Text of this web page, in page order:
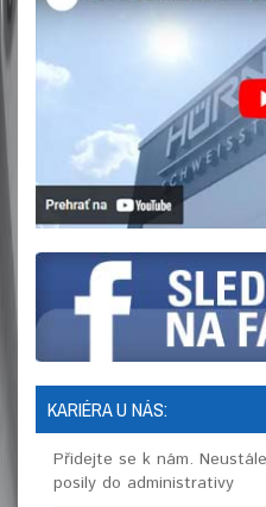
KARIÉRA U NÁS:
Přidejte se k nám.
posily do administrativy